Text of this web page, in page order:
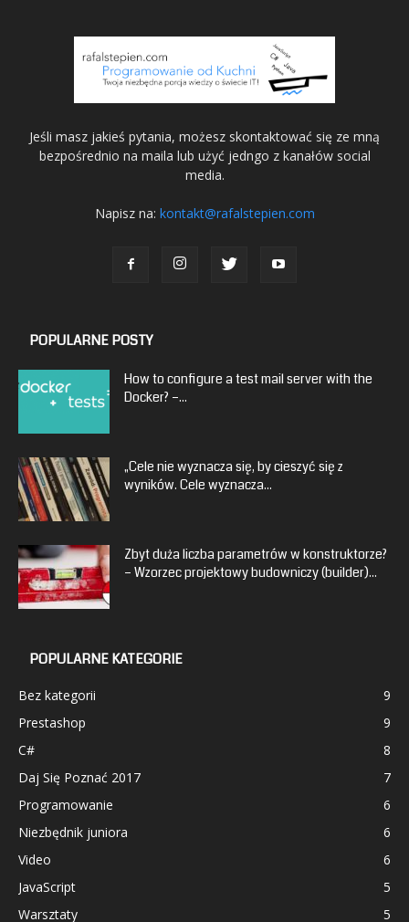
Jeśli masz jakieś pytania, możesz skontaktować się ze mną
bezpośrednio na maila lub użyć jedngo z kanałów social
media.
Napisz na: kontakt@rafalstepien.com
POPULARNE POSTY
How to configure a test mail server with the
Docker? –...
„Cele nie wyznacza się, by cieszyć się z
wyników. Cele wyznacza...
Zbyt duża liczba parametrów w konstruktorze?
– Wzorzec projektowy budowniczy (builder)...
POPULARNE KATEGORIE
Bez kategorii
9
Prestashop
9
C#
8
Daj Się Poznać 2017
7
Programowanie
6
Niezbędnik juniora
6
Video
6
JavaScript
5
Warsztaty
5